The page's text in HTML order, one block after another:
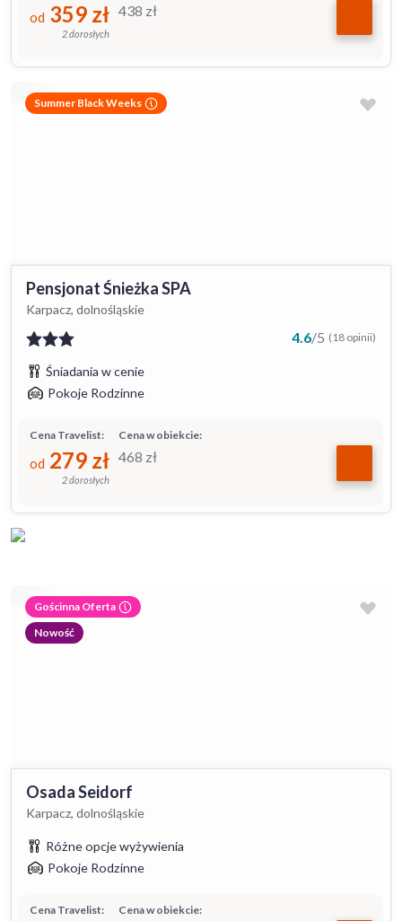
438 zł
od 359 zł
2 dorosłych
Summer Black Weeks
Pensjonat Śnieżka SPA
Karpacz, dolnośląskie
4.6/5 (18 opinii)
Śniadania w cenie
Pokoje Rodzinne
Cena w obiekcie:
468 zł
Cena Travelist:
od 279 zł
2 dorosłych
Gościnna Oferta
Nowość
Osada Seidorf
Karpacz, dolnośląskie
Różne opcje wyżywienia
Pokoje Rodzinne
Cena w obiekcie:
Cena Travelist: